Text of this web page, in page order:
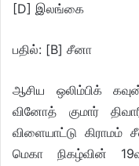
[D] இலங்கை
பதில்: [B] சீனா
ஆசிய ஒலிம்பிக்
வினோத் குமார்
விளையாட்டு கிராமம்
மெகா நிகழ்வின்